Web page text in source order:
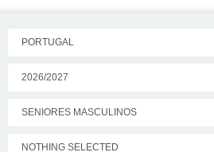
PORTUGAL
2026/2027
SENIORES MASCULINOS
NOTHING SELECTED